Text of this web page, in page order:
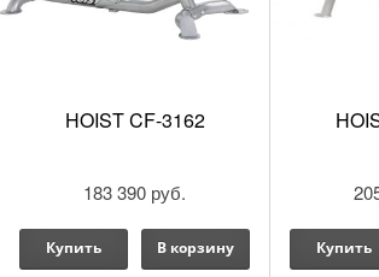
HOIST CF-3162
183 390 руб.
Купить В корзину Купить